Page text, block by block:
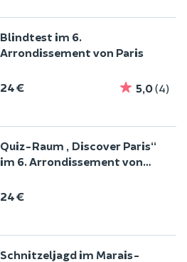
Blindtest im 6.
Arrondissement von Paris
24 € 5,0(4)
Quiz-Raum „Discover Paris“
im 6. Arrondissement von
24 €
Schnitzeljagd im Marais-